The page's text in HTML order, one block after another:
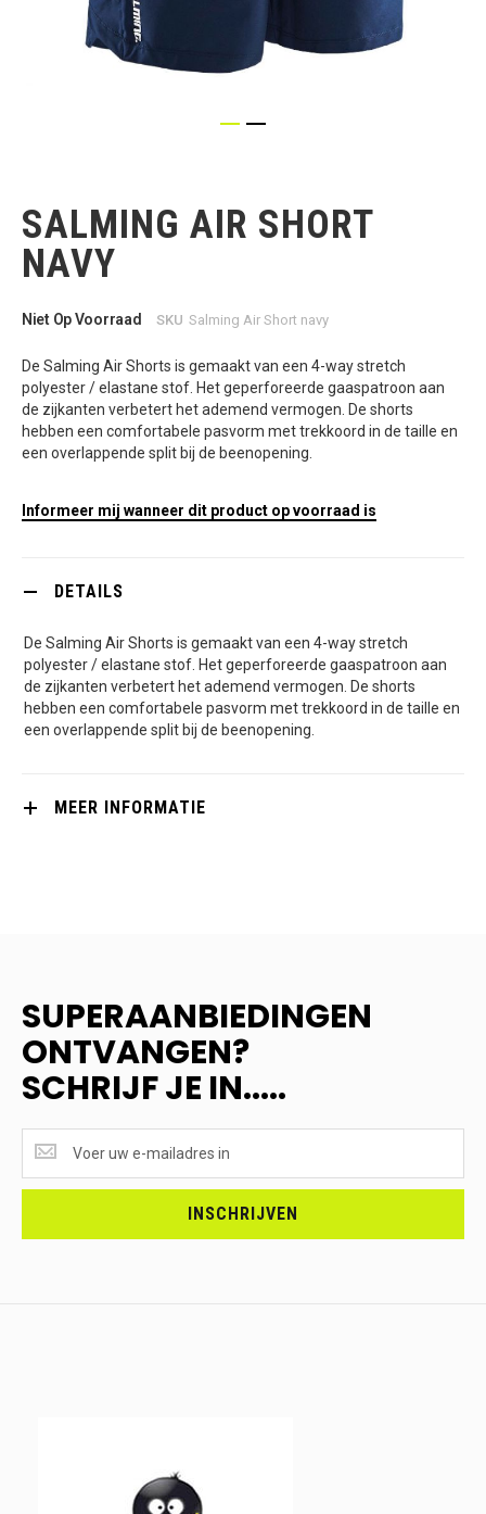
begin
van
de
afbeeldingen-
SALMING AIR SHORT
NAVY
Niet Op Voorraad SKU Salming Air Short navy
De Salming Air Shorts is gemaakt van een 4-way stretch
polyester / elastane stof. Het geperforeerde gaaspatroon aan
de zijkanten verbetert het ademend vermogen. De shorts
hebben een comfortabele pasvorm met trekkoord in de taille en
een overlappende split bij de beenopening.
Informeer mij wanneer dit product op voorraad is
DETAILS
De Salming Air Shorts is gemaakt van een 4-way stretch
polyester / elastane stof. Het geperforeerde gaaspatroon aan
de zijkanten verbetert het ademend vermogen. De shorts
hebben een comfortabele pasvorm met trekkoord in de taille en
een overlappende split bij de beenopening.
MEER INFORMATIE
SUPERAANBIEDINGEN
ONTVANGEN?
SCHRIJF JE IN.....
ONTVANGEN?
<br>SCHRIJF
INSCHRIJVEN